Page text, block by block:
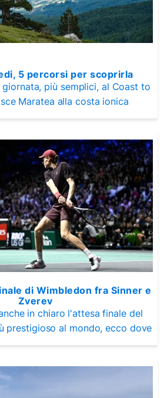
5 percorsi per scoprirla
giornata, più semplici, al Coast to
Maratea alla costa ionica
di Wimbledon fra Sinner e
Zverev
in chiaro l'attesa finale del
prestigioso al mondo, ecco dove